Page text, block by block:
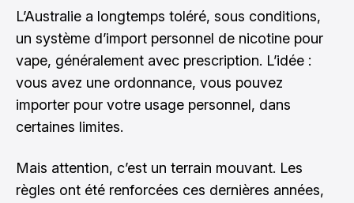
L’Australie a longtemps toléré, sous conditions,
un système d’import personnel de nicotine pour
vape, généralement avec prescription. L’idée :
vous avez une ordonnance, vous pouvez
importer pour votre usage personnel, dans
certaines limites.
Mais attention, c’est un terrain mouvant. Les
règles ont été renforcées ces dernières années,